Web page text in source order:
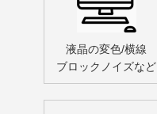
液晶の変色/横線
ブロックノイズなど